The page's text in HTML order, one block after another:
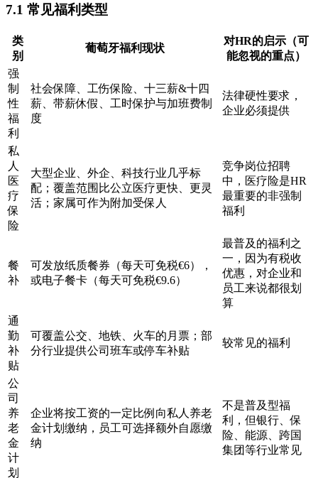
7.1 常见福利类型
类
别
葡萄牙福利现状
对HR的启示（可
能忽视的重点）
强
制
性
福
利
社会保障、工伤保险、十三薪&十四
薪、带薪休假、工时保护与加班费制
度
法律硬性要求，
企业必须提供
私
人
医
疗
保
险
大型企业、外企、科技行业几乎标
配；覆盖范围比公立医疗更快、更灵
活；家属可作为附加受保人
竞争岗位招聘
中，医疗险是HR
最重要的非强制
福利
餐
补
可发放纸质餐券（每天可免税€6），
或电子餐卡（每天可免税€9.6）
最普及的福利之
一，因为有税收
优惠，对企业和
员工来说都很划
算
通
勤
补
贴
可覆盖公交、地铁、火车的月票；部
分行业提供公司班车或停车补贴
较常见的福利
公
司
养
老
金
计
划
企业将按工资的一定比例向私人养老
金计划缴纳，员工可选择额外自愿缴
纳
不是普及型福
利，但银行、保
险、能源、跨国
集团等行业常见